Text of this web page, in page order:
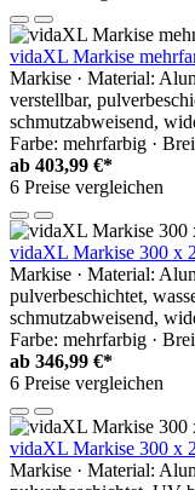
vidaXL Markise
Markise · Material:
verstellbar,
schmutzabweisend,
Farbe: mehrfarbig ·
ab 403,99 €*
6 Preise vergleichen
vidaXL Markise 300 x
Markise · Material:
pulverbeschichtet,
schmutzabweisend,
Farbe: mehrfarbig ·
ab 346,99 €*
6 Preise vergleichen
vidaXL Markise 300 x
Markise · Material: